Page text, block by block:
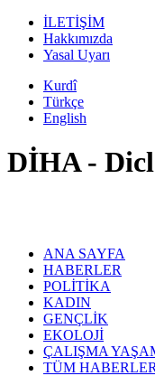
İLETİŞİM
Hakkımızda
Yasal Uyarı
Kurdî
Türkçe
English
DİHA -
ANA SAYFA
HABERLER
POLİTİKA
KADIN
GENÇLİK
EKOLOJİ
ÇALIŞMA
TÜM HABERLER